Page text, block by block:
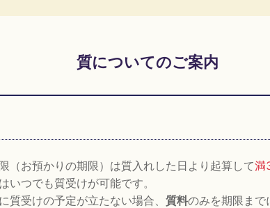
質についてのご案内
（お預かりの期限）は質入れした日より起算して満
いつでも質受けが可能です。
質受けの予定が立たない場合、 質料のみを期限まで